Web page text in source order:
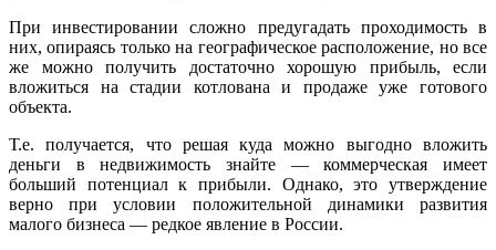
При инвестировании сложно предугадать проходимость в
них, опираясь только на географическое расположение, но все
же можно получить достаточно хорошую прибыль, если
вложиться на стадии котлована и продаже уже готового
объекта.
Т.е. получается, что решая куда можно выгодно вложить
деньги в недвижимость знайте — коммерческая имеет
больший потенциал к прибыли. Однако, это утверждение
верно при условии положительной динамики развития
малого бизнеса — редкое явление в России.